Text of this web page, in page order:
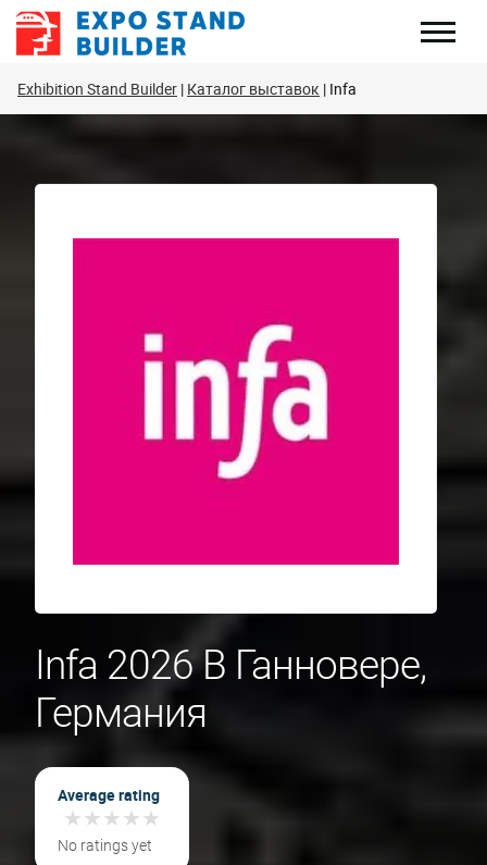
Перейти
Exhibition Stand Builder Каталог выставок Infa
Infa 2026 В Ганновере,
Германия
Average rating
★★★★★
★★★★★
No ratings yet